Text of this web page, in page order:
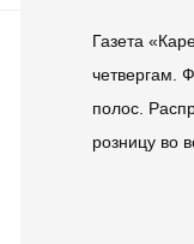
Газета
четвергам.
полос.
розницу во